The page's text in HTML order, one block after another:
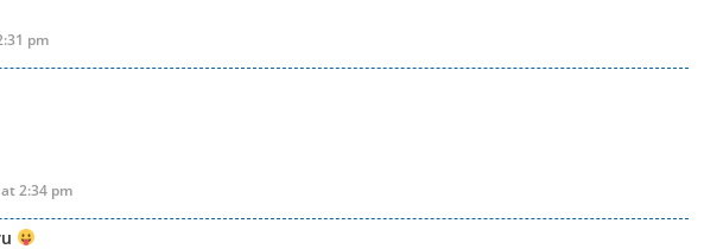
pm
2:34 pm